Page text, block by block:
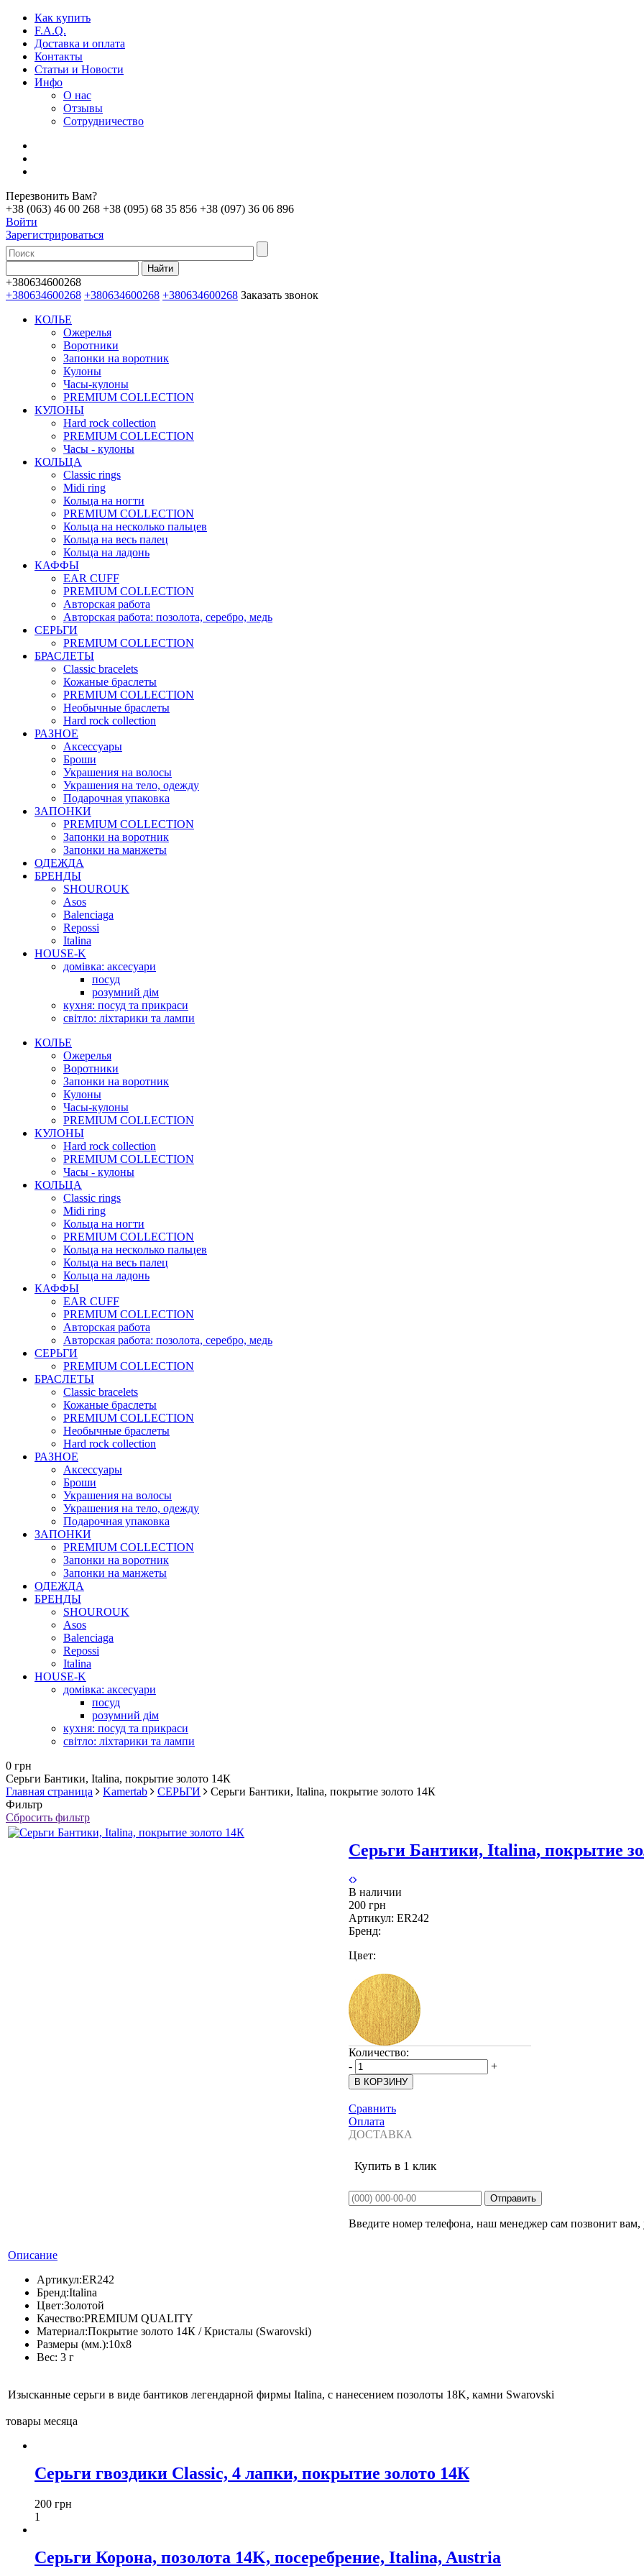
Как купить
F.A.Q.
Доставка и оплата
Контакты
Статьи и Новости
Инфо
О нас
Отзывы
Сотрудничество
Перезвонить Вам?
+38 (063) 46 00 268 +38 (095) 68 35 856 +38 (097) 36 06 896
Войти
Зарегистрироваться
+380634600268
+380634600268 +380634600268 +380634600268 Заказать звонок
КОЛЬЕ
Ожерелья
Воротники
Запонки на воротник
Кулоны
Часы-кулоны
PREMIUM COLLECTION
КУЛОНЫ
Hard rock collection
PREMIUM COLLECTION
Часы - кулоны
КОЛЬЦА
Classic rings
Midi ring
Кольца на ногти
PREMIUM COLLECTION
Кольца на несколько пальцев
Кольца на весь палец
Кольца на ладонь
КАФФЫ
EAR CUFF
PREMIUM COLLECTION
Авторская работа
Авторская работа: позолота, серебро, медь
СЕРЬГИ
PREMIUM COLLECTION
БРАСЛЕТЫ
Classic bracelets
Кожаные браслеты
PREMIUM COLLECTION
Необычные браслеты
Hard rock collection
РАЗНОЕ
Аксессуары
Броши
Украшения на волосы
Украшения на тело, одежду
Подарочная упаковка
ЗАПОНКИ
PREMIUM COLLECTION
Запонки на воротник
Запонки на манжеты
ОДЕЖДА
БРЕНДЫ
SHOUROUK
Asos
Balenciaga
Repossi
Italina
HOUSE-K
домівка: аксесуари
посуд
розумний дім
кухня: посуд та прикраси
світло: ліхтарики та лампи
КОЛЬЕ
Ожерелья
Воротники
Запонки на воротник
Кулоны
Часы-кулоны
PREMIUM COLLECTION
КУЛОНЫ
Hard rock collection
PREMIUM COLLECTION
Часы - кулоны
КОЛЬЦА
Classic rings
Midi ring
Кольца на ногти
PREMIUM COLLECTION
Кольца на несколько пальцев
Кольца на весь палец
Кольца на ладонь
КАФФЫ
EAR CUFF
PREMIUM COLLECTION
Авторская работа
Авторская работа: позолота, серебро, медь
СЕРЬГИ
PREMIUM COLLECTION
БРАСЛЕТЫ
Classic bracelets
Кожаные браслеты
PREMIUM COLLECTION
Необычные браслеты
Hard rock collection
РАЗНОЕ
Аксессуары
Броши
Украшения на волосы
Украшения на тело, одежду
Подарочная упаковка
ЗАПОНКИ
PREMIUM COLLECTION
Запонки на воротник
Запонки на манжеты
ОДЕЖДА
БРЕНДЫ
SHOUROUK
Asos
Balenciaga
Repossi
Italina
HOUSE-K
домівка: аксесуари
посуд
розумний дім
кухня: посуд та прикраси
світло: ліхтарики та лампи
0 грн
Серьги Бантики, Italina, покрытие золото 14К
Главная страница
Kamertab СЕРЬГИ
Серьги Бантики, Italina, покрытие золото 14К
Фильтр
Сбросить фильтр
Серьги Бантики, Italina, покрытие
В наличии
200 грн
Артикул: ER242
Бренд:
Цвет:
Количество:
-
+
Сравнить
Оплата
ДОСТАВКА
Купить в 1 клик
Введите номер телефона, наш менеджер сам позвонит вам,
Описание
Артикул:ER242
Бренд:Italina
Цвет:Золотой
Качество:PREMIUM QUALITY
Материал:Покрытие золото 14К / Кристалы (Swarovski)
Размеры (мм.):10x8
Вес: 3 г
Изысканные серьги в виде бантиков легендарной фирмы Italina, с нанесением позолоты 18K, камни Swarovski
товары месяца
Серьги гвоздики Classic, 4 лапки, покрытие золото 14К
200 грн
1
Серьги Корона, позолота 14K, посеребрение, Italina, Austria